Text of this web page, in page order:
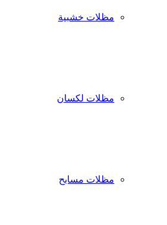
مظلات خشبية
مظلات لكسان
مظلات مسابح